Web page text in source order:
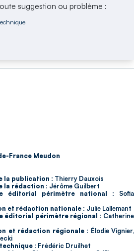
suggestion ou problème :
France Meudon
la publication : Thierry Dauxois
la rédaction : Jérôme Guilbert
éditorial périmètre national : Sofia
et rédaction nationale : Julie Lallemant
éditorial périmètre régional : Catherine
et rédaction régionale : Élodie Vignier,
: Frédéric Druilhet